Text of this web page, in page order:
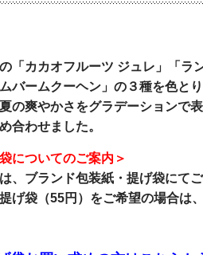
「カカオフルーツ ジュレ」「ラ
バームクーヘン」の３種を色と
の爽やかさをグラデーションで
合わせました。
についてのご案内＞
、 ブランド包装紙・提げ袋にて
げ袋（55円）をご希望の場合は